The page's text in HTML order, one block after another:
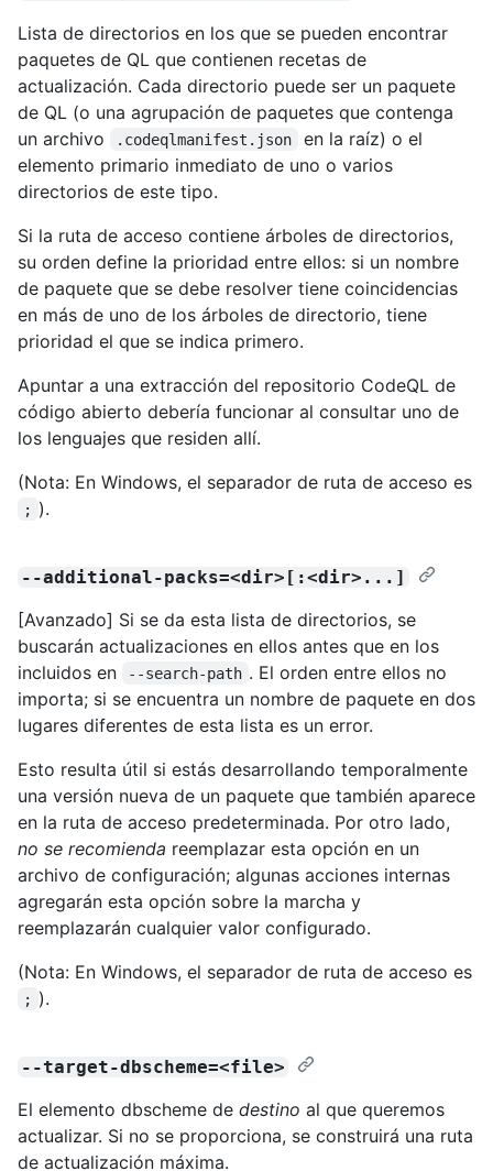
Lista de directorios en los que se pueden encontrar
paquetes de QL que contienen recetas de
actualización. Cada directorio puede ser un paquete
de QL (o una agrupación de paquetes que contenga
un archivo
.codeqlmanifest.json
en la raíz) o el
elemento primario inmediato de uno o varios
directorios de este tipo.
Si la ruta de acceso contiene árboles de directorios,
su orden define la prioridad entre ellos: si un nombre
de paquete que se debe resolver tiene coincidencias
en más de uno de los árboles de directorio, tiene
prioridad el que se indica primero.
Apuntar a una extracción del repositorio CodeQL de
código abierto debería funcionar al consultar uno de
los lenguajes que residen allí.
(Nota: En Windows, el separador de ruta de acceso es
; ).
--additional-packs=<dir>[:<dir>...]
[Avanzado] Si se da esta lista de directorios, se
buscarán actualizaciones en ellos antes que en los
incluidos en
--search-path . El orden entre ellos no
importa; si se encuentra un nombre de paquete en dos
lugares diferentes de esta lista es un error.
Esto resulta útil si estás desarrollando temporalmente
una versión nueva de un paquete que también aparece
en la ruta de acceso predeterminada. Por otro lado,
no se recomienda reemplazar esta opción en un
archivo de configuración; algunas acciones internas
agregarán esta opción sobre la marcha y
reemplazarán cualquier valor configurado.
(Nota: En Windows, el separador de ruta de acceso es
; ).
--target-dbscheme=<file>
El elemento dbscheme de destino al que queremos
actualizar. Si no se proporciona, se construirá una ruta
de actualización máxima.